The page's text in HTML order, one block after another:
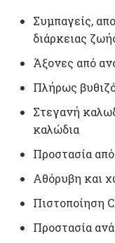
Συμπαγείς,
διάρκειας
Άξονες από
Πλήρως
Στεγανή
καλώδια
Προστασία
Αθόρυβη και
Πιστοποίηση
Προστασία